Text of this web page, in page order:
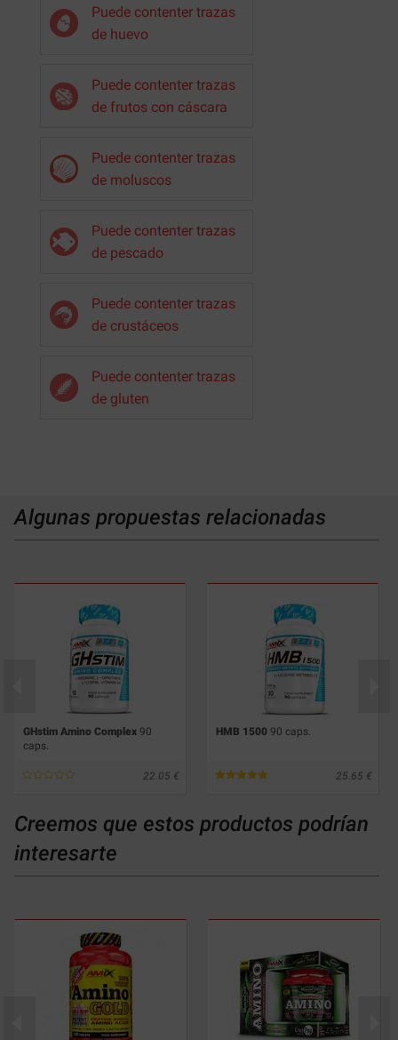
Puede contenter trazas
de huevo
Puede contenter trazas
de frutos con cáscara
Puede contenter trazas
de moluscos
Puede contenter trazas
de pescado
Puede contenter trazas
de crustáceos
Puede contenter trazas
de gluten
Algunas propuestas relacionadas
GHstim Amino Complex 90
caps.
22.05
HMB 1500 90 caps.
25.65
Creemos que estos productos podrían
interesarte